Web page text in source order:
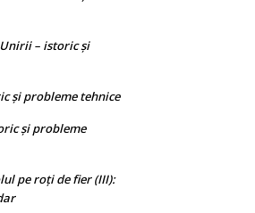
– istoric și
și probleme tehnice
și probleme
pe roți de fier (III):